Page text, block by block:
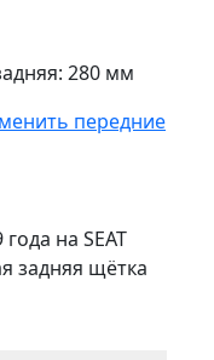
280 мм
передние
года на SEAT
задняя щётка